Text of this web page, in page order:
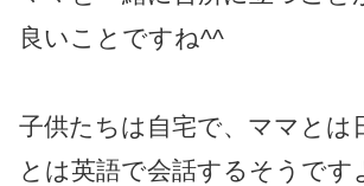
良いことですね^^
子供たちは自宅で、ママとは
とは英語で会話するそうです